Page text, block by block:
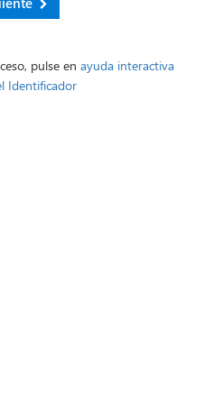
pulse en ayuda interactiva
Identificador